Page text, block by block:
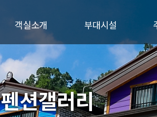
객실소개
연블루
초록
진블루
부대시설
서브메뉴
펜션갤러리